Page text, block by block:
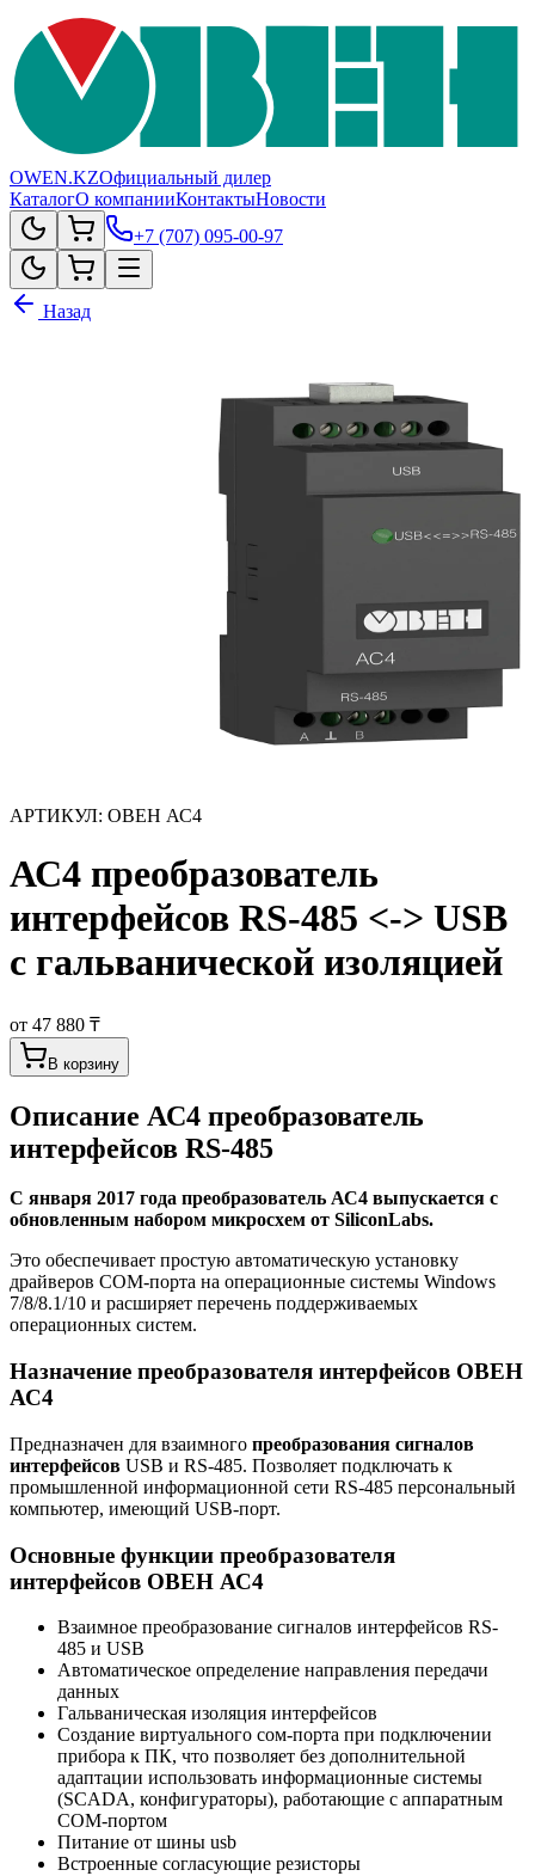
OWEN.KZОфициальный дилер
КаталогО компанииКонтактыНовости
+7 (707) 095-00-97
Назад
АРТИКУЛ: ОВЕН АС4
АС4 преобразователь
интерфейсов RS-485 <-> USB
c гальванической изоляцией
от 47 880 ₸
В корзину
Описание АС4 преобразователь
интерфейсов RS-485
С января 2017 года преобразователь АС4 выпускается с
обновленным набором микросхем от SiliconLabs.
Это обеспечивает простую автоматическую установку
драйверов COM-порта на операционные системы Windows
7/8/8.1/10 и расширяет перечень поддерживаемых
операционных систем.
Назначение преобразователя интерфейсов ОВЕН
АС4
Предназначен для взаимного преобразования сигналов
интерфейсов USB и RS-485. Позволяет подключать к
промышленной информационной сети RS-485 персональный
компьютер, имеющий USB-порт.
Основные функции преобразователя
интерфейсов ОВЕН АС4
Взаимное преобразование сигналов интерфейсов RS-
485 и USB
Автоматическое определение направления передачи
данных
Гальваническая изоляция интерфейсов
Создание виртуального сом-порта при подключении
прибора к ПК, что позволяет без дополнительной
адаптации использовать информационные системы
(SCADA, конфигураторы), работающие с аппаратным
СОМ-портом
Питание от шины usb
Встроенные согласующие резисторы